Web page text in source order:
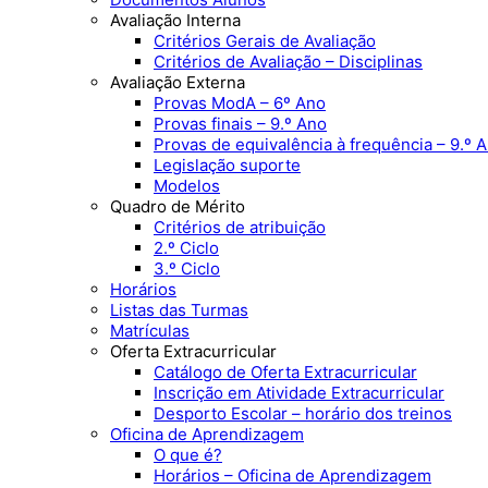
Avaliação Interna
Critérios Gerais de Avaliação
Critérios de Avaliação – Disciplinas
Avaliação Externa
Provas ModA – 6º Ano
Provas finais – 9.º Ano
Provas de equivalência à frequência – 9.º
Legislação suporte
Modelos
Quadro de Mérito
Critérios de atribuição
2.º Ciclo
3.º Ciclo
Horários
Listas das Turmas
Matrículas
Oferta Extracurricular
Catálogo de Oferta Extracurricular
Inscrição em Atividade Extracurricular
Desporto Escolar – horário dos treinos
Oficina de Aprendizagem
O que é?
Horários – Oficina de Aprendizagem